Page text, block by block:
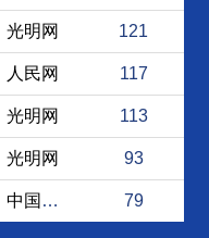
光明网 121
人民网 117
光明网 113
光明网 93
中国社会科学网 79